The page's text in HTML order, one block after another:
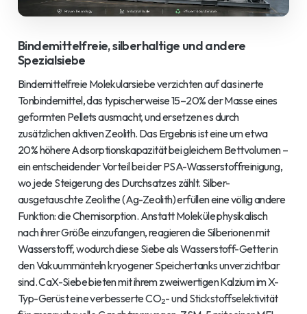
Bindemittelfreie, silberhaltige und andere
Spezialsiebe
Bindemittelfreie Molekularsiebe verzichten auf das inerte
Tonbindemittel, das typischerweise 15–20% der Masse eines
geformten Pellets ausmacht, und ersetzen es durch
zusätzlichen aktiven Zeolith. Das Ergebnis ist eine um etwa
20% höhere Adsorptionskapazität bei gleichem Bettvolumen –
ein entscheidender Vorteil bei der PSA-Wasserstoffreinigung,
wo jede Steigerung des Durchsatzes zählt. Silber-
ausgetauschte Zeolithe (Ag-Zeolith) erfüllen eine völlig andere
Funktion: die Chemisorption. Anstatt Moleküle physikalisch
nach ihrer Größe einzufangen, reagieren die Silberionen mit
Wasserstoff, wodurch diese Siebe als Wasserstoff-Getter in
den Vakuummänteln kryogener Speichertanks unverzichtbar
sind. CaX-Siebe bieten mit ihrem zweiwertigen Kalzium im X-
Typ-Gerüst eine verbesserte CO₂- und Stickstoffselektivität